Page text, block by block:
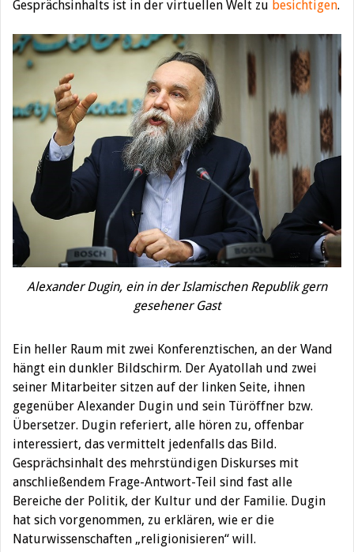
Gesprächsinhalts ist in der virtuellen Welt zu besichtigen.
Alexander Dugin, ein in der Islamischen Republik gern
gesehener Gast
Ein heller Raum mit zwei Konferenztischen, an der Wand
hängt ein dunkler Bildschirm. Der Ayatollah und zwei
seiner Mitarbeiter sitzen auf der linken Seite, ihnen
gegenüber Alexander Dugin und sein Türöffner bzw.
Übersetzer. Dugin referiert, alle hören zu, offenbar
interessiert, das vermittelt jedenfalls das Bild.
Gesprächsinhalt des mehrstündigen Diskurses mit
anschließendem Frage-Antwort-Teil sind fast alle
Bereiche der Politik, der Kultur und der Familie. Dugin
hat sich vorgenommen, zu erklären, wie er die
Naturwissenschaften „religionisieren“ will.